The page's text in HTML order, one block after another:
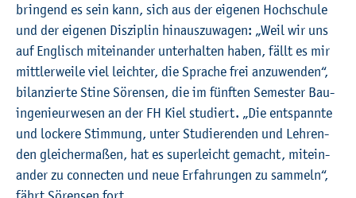
brin­gend es sein kann, sich aus der ei­ge­nen Hoch­schu­le
und der ei­ge­nen Dis­zi­plin hin­aus­zu­wa­gen: „Weil wir uns
auf Eng­lisch mit­ein­an­der un­ter­hal­ten haben, fällt es mir
mitt­ler­wei­le viel leich­ter, die Spra­che frei an­zu­wen­den“,
bi­lan­zier­te Stine Sö­ren­sen, die im fünf­ten Se­mes­ter Bau­
in­ge­nieur­we­sen an der FH Kiel stu­diert. „Die ent­spann­te
und lo­cke­re Stim­mung, unter Stu­die­ren­den und Leh­ren­
den glei­cher­ma­ßen, hat es su­per­leicht ge­macht, mit­ein­
an­der zu con­nec­ten und neue Er­fah­run­gen zu sam­meln“,